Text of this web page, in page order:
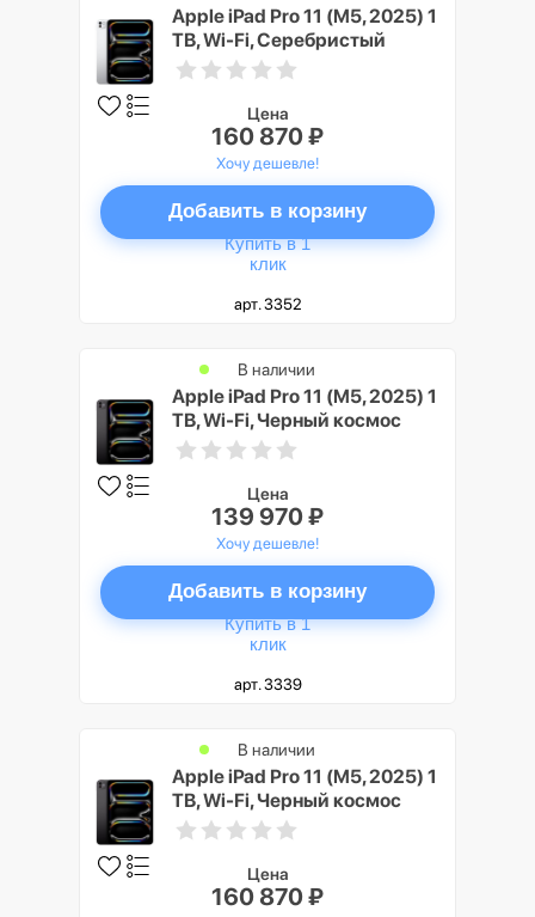
Apple iPad Pro 11 (M5, 2025) 1
TB, Wi-Fi, Серебристый
(Silver), Nano-texture Glass
Цена
160 870 ₽
Хочу дешевле!
Добавить в корзину
Купить в 1
клик
арт. 3352
Apple iPad Pro 11 (M5, 2025) 1
TB, Wi-Fi, Черный космос
(Space Black)
В наличии
Цена
139 970 ₽
Хочу дешевле!
Добавить в корзину
Купить в 1
клик
арт. 3339
Apple iPad Pro 11 (M5, 2025) 1
TB, Wi-Fi, Черный космос
(Space Black), Nano-texture
В наличии
Цена
160 870 ₽